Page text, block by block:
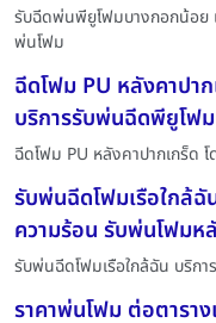
รับฉีดพ่นพียูโฟมบางกอกน้อย
พ่นโฟม
ฉีดโฟม PU หลังคาปา
บริการรับพ่นฉีดพียูโฟ
ฉีดโฟม PU หลังคาปากเกร็ด
รับพ่นฉีดโฟมเรือใกล้
ความร้อน รับพ่นโฟมห
รับพ่นฉีดโฟมเรือใกล้ฉัน บริก
ราคาพ่นโฟม ต่อตารา